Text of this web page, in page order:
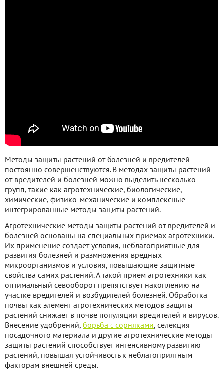
Методы защиты растений от болезней и вредителей
постоянно совершенствуются. В методах защиты растений
от вредителей и болезней можно выделить несколько
групп, такие как агротехнические, биологические,
химические, физико-механические и комплексные
интегрированные методы защиты растений.
Агротехнические методы защиты растений от вредителей и
болезней основаны на специальных приемах агротехники.
Их применение создает условия, неблагоприятные для
развития болезней и размножения вредных
микроорганизмов и условия, повышающие защитные
свойства самих растений. А такой прием агротехники как
оптимальный севооборот препятствует накоплению на
участке вредителей и возбудителей болезней. Обработка
почвы как элемент агротехнических методов защиты
растений снижает в почве популяции вредителей и вирусов.
Внесение удобрений, борьба с сорняками, селекция
посадочного материала и другие агротехнические методы
защиты растений способствует интенсивному развитию
растений, повышая устойчивость к неблагоприятным
факторам внешней среды.